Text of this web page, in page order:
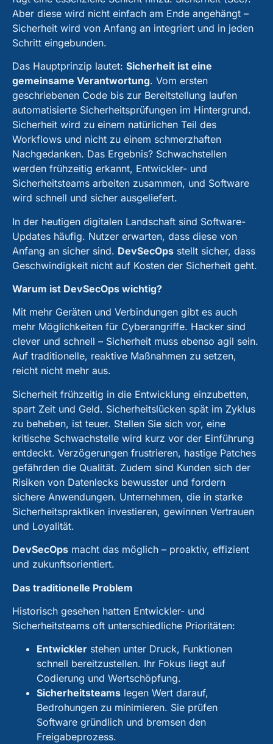
Aber diese wird nicht einfach am Ende angehängt –
Sicherheit wird von Anfang an integriert und in jeden
Schritt eingebunden.
Das Hauptprinzip lautet: Sicherheit ist eine
gemeinsame Verantwortung. Vom ersten
geschriebenen Code bis zur Bereitstellung laufen
automatisierte Sicherheitsprüfungen im Hintergrund.
Sicherheit wird zu einem natürlichen Teil des
Workflows und nicht zu einem schmerzhaften
Nachgedanken. Das Ergebnis? Schwachstellen
werden frühzeitig erkannt, Entwickler- und
Sicherheitsteams arbeiten zusammen, und Software
wird schnell und sicher ausgeliefert.
In der heutigen digitalen Landschaft sind Software-
Updates häufig. Nutzer erwarten, dass diese von
Anfang an sicher sind. DevSecOps stellt sicher, dass
Geschwindigkeit nicht auf Kosten der Sicherheit geht.
Warum ist DevSecOps wichtig?
Mit mehr Geräten und Verbindungen gibt es auch
mehr Möglichkeiten für Cyberangriffe. Hacker sind
clever und schnell – Sicherheit muss ebenso agil sein.
Auf traditionelle, reaktive Maßnahmen zu setzen,
reicht nicht mehr aus.
Sicherheit frühzeitig in die Entwicklung einzubetten,
spart Zeit und Geld. Sicherheitslücken spät im Zyklus
zu beheben, ist teuer. Stellen Sie sich vor, eine
kritische Schwachstelle wird kurz vor der Einführung
entdeckt. Verzögerungen frustrieren, hastige Patches
gefährden die Qualität. Zudem sind Kunden sich der
Risiken von Datenlecks bewusster und fordern
sichere Anwendungen. Unternehmen, die in starke
Sicherheitspraktiken investieren, gewinnen Vertrauen
und Loyalität.
DevSecOps macht das möglich – proaktiv, effizient
und zukunftsorientiert.
Das traditionelle Problem
Historisch gesehen hatten Entwickler- und
Sicherheitsteams oft unterschiedliche Prioritäten:
Entwickler stehen unter Druck, Funktionen
schnell bereitzustellen. Ihr Fokus liegt auf
Codierung und Wertschöpfung.
Sicherheitsteams legen Wert darauf,
Bedrohungen zu minimieren. Sie prüfen
Software gründlich und bremsen den
Freigabeprozess.